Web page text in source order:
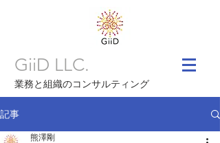
GiiD LLC.
業務と組織のコンサルティング
記事
熊澤剛